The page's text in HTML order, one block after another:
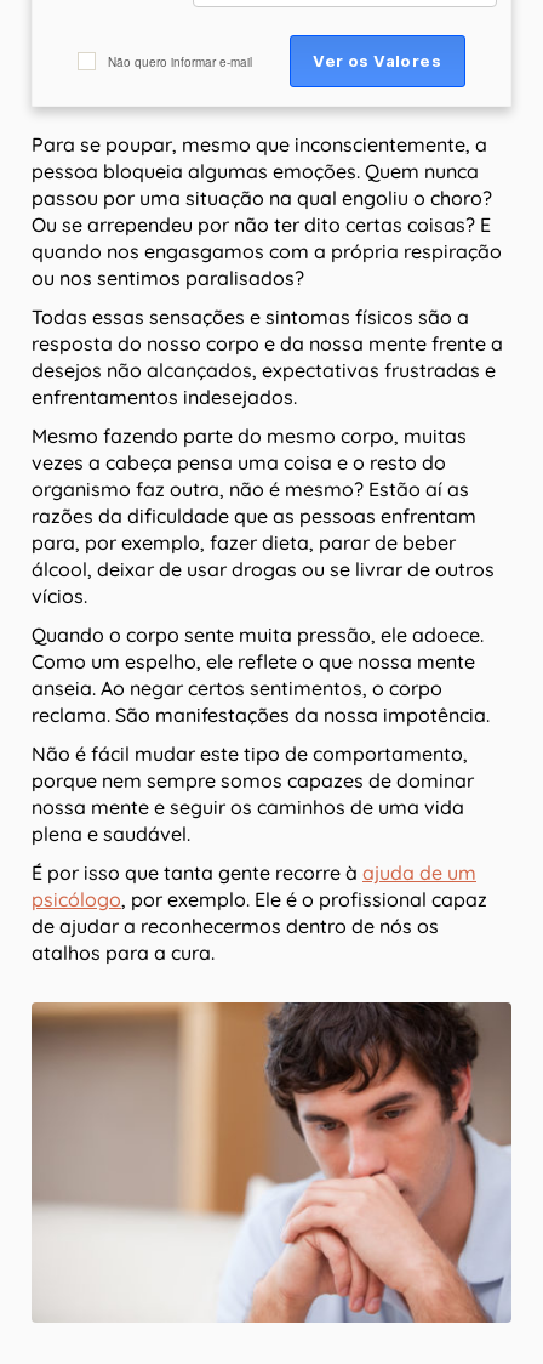
Não quero informar e-mail
Para se poupar, mesmo que inconscientemente, a
pessoa bloqueia algumas emoções. Quem nunca
passou por uma situação na qual engoliu o choro?
Ou se arrependeu por não ter dito certas coisas? E
quando nos engasgamos com a própria respiração
ou nos sentimos paralisados?
Todas essas sensações e sintomas físicos são a
resposta do nosso corpo e da nossa mente frente a
desejos não alcançados, expectativas frustradas e
enfrentamentos indesejados.
Mesmo fazendo parte do mesmo corpo, muitas
vezes a cabeça pensa uma coisa e o resto do
organismo faz outra, não é mesmo? Estão aí as
razões da dificuldade que as pessoas enfrentam
para, por exemplo, fazer dieta, parar de beber
álcool, deixar de usar drogas ou se livrar de outros
vícios.
Quando o corpo sente muita pressão, ele adoece.
Como um espelho, ele reflete o que nossa mente
anseia. Ao negar certos sentimentos, o corpo
reclama. São manifestações da nossa impotência.
Não é fácil mudar este tipo de comportamento,
porque nem sempre somos capazes de dominar
nossa mente e seguir os caminhos de uma vida
plena e saudável.
É por isso que tanta gente recorre à ajuda de um
psicólogo, por exemplo. Ele é o profissional capaz
de ajudar a reconhecermos dentro de nós os
atalhos para a cura.